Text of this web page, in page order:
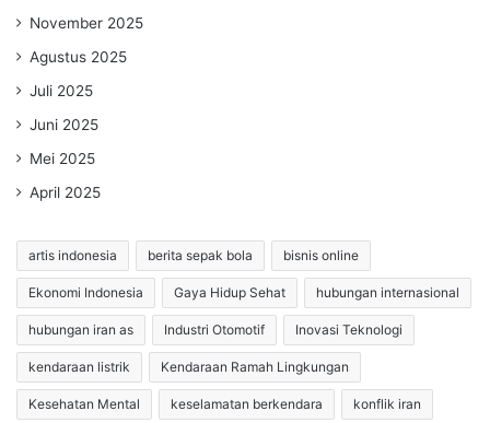
November 2025
Agustus 2025
Juli 2025
Juni 2025
Mei 2025
April 2025
artis indonesia berita sepak bola bisnis online
Ekonomi Indonesia Gaya Hidup Sehat hubungan internasional
hubungan iran as Industri Otomotif Inovasi Teknologi
kendaraan listrik Kendaraan Ramah Lingkungan
Kesehatan Mental keselamatan berkendara konflik iran